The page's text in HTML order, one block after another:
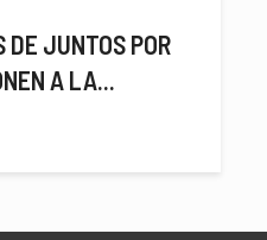
DE JUNTOS POR
A LA...